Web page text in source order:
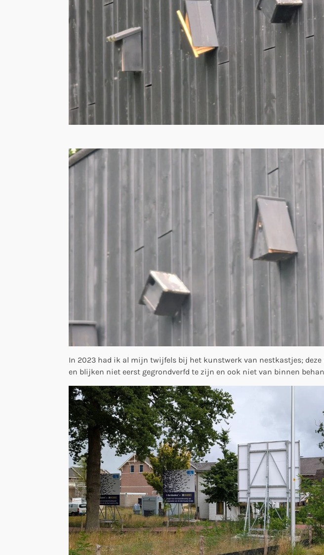
In 2023 had ik al mijn twijfels bij het kunstwerk van nestkastjes;
en blijken niet eerst gegrondverfd te zijn en ook niet van binnen